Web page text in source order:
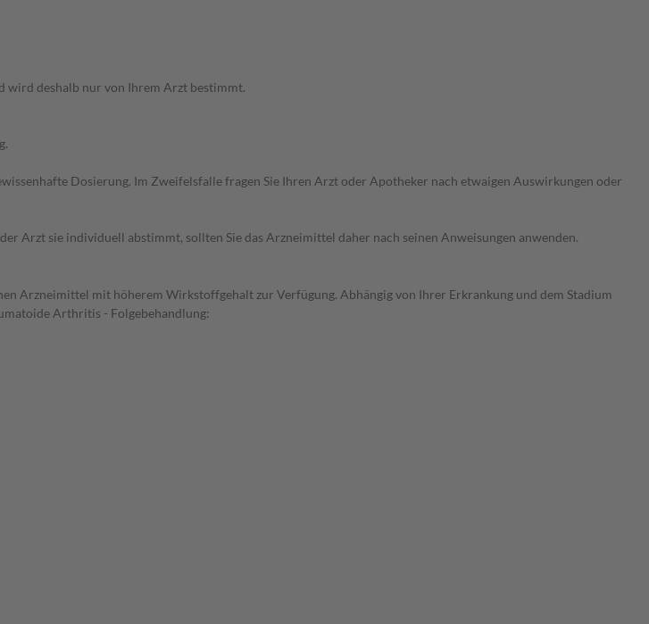
wird deshalb nur von Ihrem Arzt bestimmt.
Dosierung. Im Zweifelsfalle fragen Sie Ihren Arzt oder Apotheker nach etwaigen Auswirkungen oder
Arzt sie individuell abstimmt, sollten Sie das Arzneimittel daher nach seinen Anweisungen anwenden.
Arzneimittel mit höherem Wirkstoffgehalt zur Verfügung. Abhängig von Ihrer Erkrankung und dem Stadium
Arthritis - Folgebehandlung: